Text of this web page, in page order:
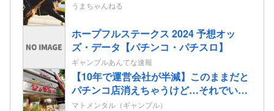
うまちゃんねる
ホープフルステークス 2024 予想オッ
ズ・データ【パチンコ・パチスロ】
ギャンブルあんてな速報
【10年で運営会社が半減】このままだと
パチンコ店消えちゃうけど…それでいい
の？
マトメンタル（ギャンブル）